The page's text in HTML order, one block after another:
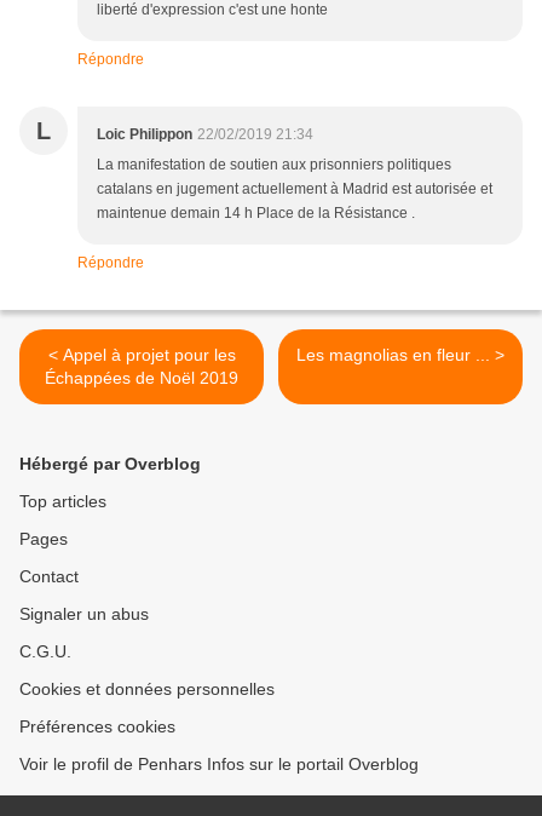
liberté d'expression c'est une honte
Répondre
L Loic Philippon 22/02/2019 21:34
La manifestation de soutien aux prisonniers politiques
catalans en jugement actuellement à Madrid est autorisée et
maintenue demain 14 h Place de la Résistance .
Répondre
< Appel à projet pour les
Échappées de Noël 2019
Les magnolias en fleur ... >
Hébergé par Overblog
Top articles
Pages
Contact
Signaler un abus
C.G.U.
Cookies et données personnelles
Préférences cookies
Voir le profil de Penhars Infos sur le portail Overblog